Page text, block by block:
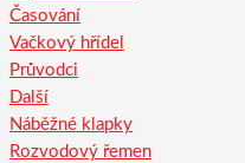
Časování
Vačkový hřídel
Průvodci
Další
Náběžné klapky
Rozvodový řemen